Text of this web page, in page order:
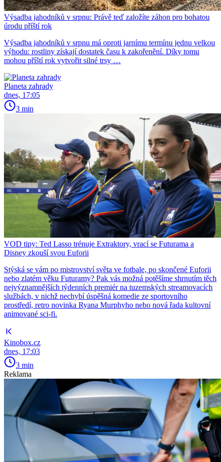
Výsadba jahodníků v srpnu: Právě teď založíte záhon pro bohatou
úrodu příští rok
Výsadba jahodníků v srpnu má oproti jarnímu termínu jednu velkou
výhodu: rostliny získají dostatek času k zakořenění. Díky tomu
mohou příští rok vytvořit silné trsy …
Planeta zahrady
dnes, 17:05
3 min
VOD tipy: Ted Lasso trénuje Extraktory, vrací se Futurama a
Disney zkouší svou Euforii
Stýská se vám po mistrovství světa ve fotbale, po skončené Euforii
nebo zlatém věku Futuramy? Pak vás možná potěšíme shrnutím těch
nejvýznamnějších týdenních premiér na tuzemských streamovacích
službách, v nichž nechybí úspěšná komedie ze sportovního
prostředí, retro novinka Ryana Murphyho nebo nová řada kultovní
animované sci-fi.
Kinobox.cz
dnes, 17:03
3 min
Reklama